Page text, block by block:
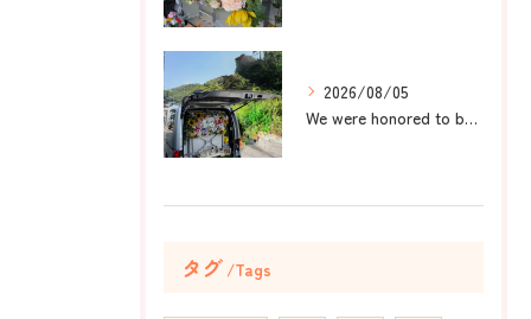
2026/08/05
We were honored to be by your ...
タグ Tags